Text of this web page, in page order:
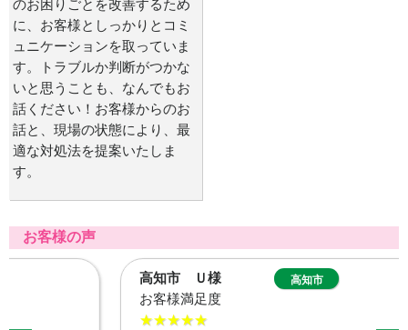
のお困りごとを改善するため
に、お客様としっかりとコミ
ュニケーションを取っていま
す。トラブルか判断がつかな
いと思うことも、なんでもお
話ください！お客様からのお
話と、現場の状態により、最
適な対処法を提案いたしま
す。
お客様の声
高知市 Ｕ様 高知市